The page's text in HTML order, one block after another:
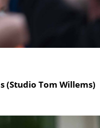
(Studio Tom Willems)